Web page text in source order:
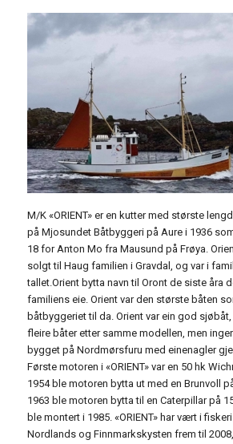
M/K «ORIENT» er en kutter med største
på Mjosundet Båtbyggeri på Aure i 1936
18 for Anton Mo fra Mausund på Frøya.
solgt til Haug familien i Gravdal, og var i
tallet.Orient bytta navn til Oront de siste åra
familiens eie. Orient var den største båten
båtbyggeriet til da. Orient var ein god
fleire båter etter samme modellen, men
bygget på Nordmørsfuru med einenagler
Første motoren i «ORIENT» var en 50 hk
1954 ble motoren bytta ut med en Brunvoll
1963 ble motoren bytta til en Caterpillar på
ble montert i 1985. «ORIENT» har vært i
Nordlands og Finnmarkskysten frem til 2008,